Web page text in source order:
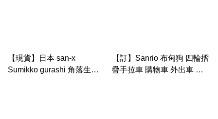
【現貨】日本 san-x
Sumikko gurashi 角落生物
【訂】Sanrio 布甸狗 四輪摺
疊手拉車 購物車 外出車 ｜